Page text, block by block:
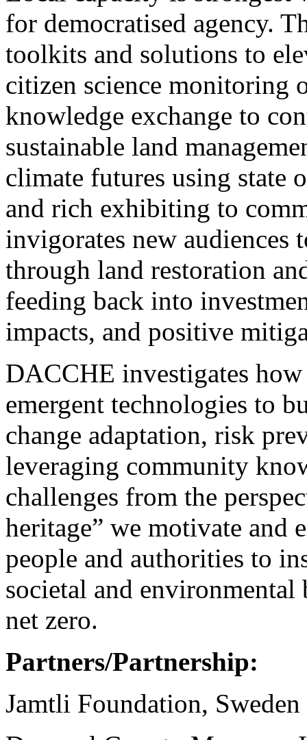
for democratised agency.
toolkits and solutions to
citizen science monitoring
knowledge exchange to
sustainable land
climate futures using state
and rich exhibiting to
invigorates new audiences
through land restoration
feeding back into
impacts, and positive
DACCHE investigates
emergent technologies to
change adaptation, risk
leveraging community
challenges from the
heritage” we motivate and
people and authorities to
societal and
net zero.
Partners/Partnership:
Jamtli Foundation, Sweden